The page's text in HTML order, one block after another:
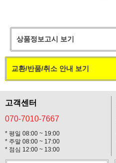
상품정보고시 보기
교환/반품/취소 안내 보기
고객센터
070-7010-7667
* 평일 08:00 ~ 19:00
* 주말 08:00 ~ 17:00
* 점심 12:00 ~ 13:00